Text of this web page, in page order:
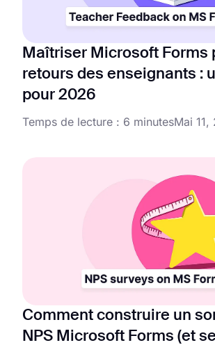
Maîtriser Microsoft Forms
retours des enseignants :
pour 2026
Temps de lecture : 6 minutesMai 11,
Comment construire un
NPS Microsoft Forms (et